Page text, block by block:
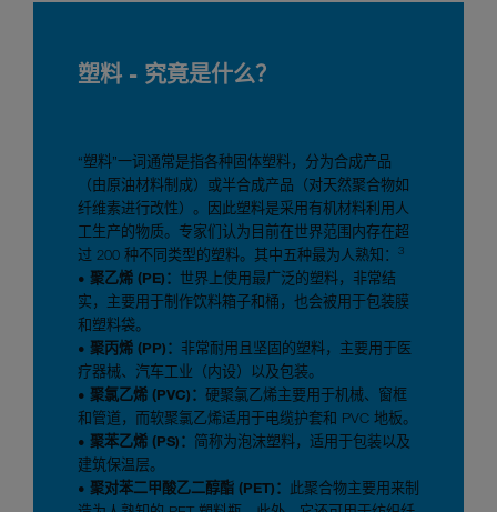
塑料 - 究竟是什么？
“塑料”一词通常是指各种固体塑料，分为合成产品
（由原油材料制成）或半合成产品（对天然聚合物如
纤维素进行改性）。因此塑料是采用有机材料利用人
工生产的物质。专家们认为目前在世界范围内存在超
过 200 种不同类型的塑料。其中五种最为人熟知：
3
• 聚乙烯 (PE)： 世界上使用最广泛的塑料，非常结
实，主要用于制作饮料箱子和桶，也会被用于包装膜
和塑料袋。
• 聚丙烯 (PP)： 非常耐用且坚固的塑料，主要用于医
疗器械、汽车工业（内设）以及包装。
• 聚氯乙烯 (PVC)： 硬聚氯乙烯主要用于机械、窗框
和管道，而软聚氯乙烯适用于电缆护套和 PVC 地板。
• 聚苯乙烯 (PS)： 简称为泡沫塑料，适用于包装以及
建筑保温层。
• 聚对苯二甲酸乙二醇酯 (PET)： 此聚合物主要用来制